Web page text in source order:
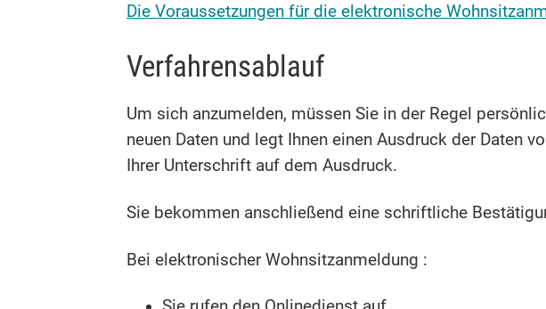
Die Voraussetzungen für die elektronische
Verfahrensablauf
Um sich anzumelden, müssen Sie in der Regel
neuen Daten und legt Ihnen einen Ausdruck der Daten
Ihrer Unterschrift auf dem Ausdruck.
Sie bekommen anschließend eine schriftliche
Bei elektronischer Wohnsitzanmeldung :